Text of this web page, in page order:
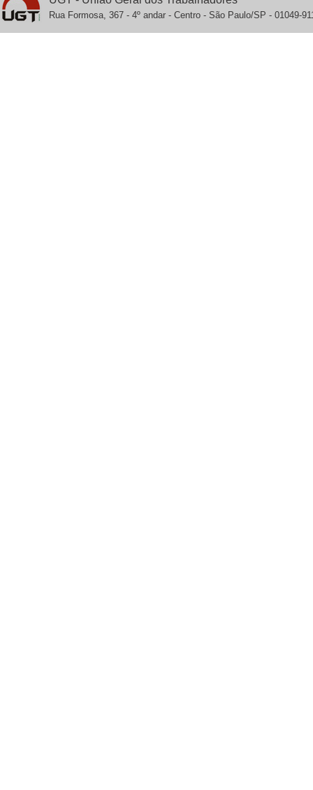
Rua Formosa, 367 - 4º andar - Centro - São Paulo/SP - 01049-